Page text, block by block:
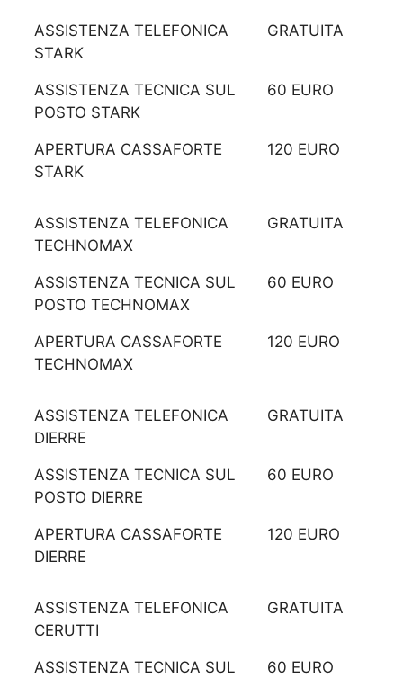
ASSISTENZA TELEFONICA
STARK
GRATUITA
ASSISTENZA TECNICA SUL
POSTO STARK
60 EURO
APERTURA CASSAFORTE
STARK
120 EURO
ASSISTENZA TELEFONICA
TECHNOMAX
GRATUITA
ASSISTENZA TECNICA SUL
POSTO TECHNOMAX
60 EURO
APERTURA CASSAFORTE
TECHNOMAX
120 EURO
ASSISTENZA TELEFONICA
DIERRE
GRATUITA
ASSISTENZA TECNICA SUL
POSTO DIERRE
60 EURO
APERTURA CASSAFORTE
DIERRE
120 EURO
ASSISTENZA TELEFONICA
CERUTTI
GRATUITA
ASSISTENZA TECNICA SUL
60 EURO